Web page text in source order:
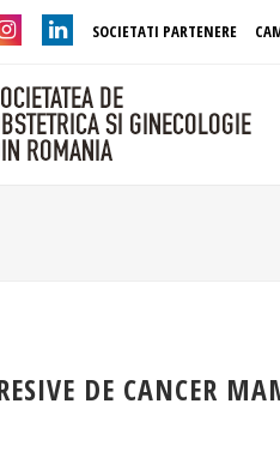
SOCIETATI PARTENERE
DE CANCER